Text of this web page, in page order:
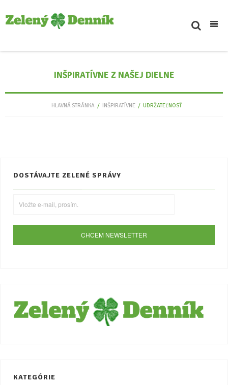
INŠPIRATÍVNE Z NAŠEJ DIELNE
HLAVNÁ STRÁNKA / INŠPIRATÍVNE / UDRŽATEĽNOSŤ
DOSTÁVAJTE ZELENÉ SPRÁVY
KATEGÓRIE